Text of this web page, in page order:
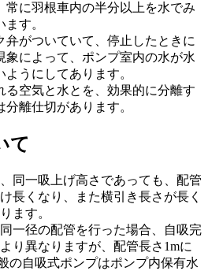
常に羽根車内の半分以上を水でみ
す。
弁がついていて、停止したときに
象によって、ポンプ室内の水が水
うにしてあります。
る空気と水とを、効果的に分離す
離仕切があります。
て
同一吸上げ高さであっても、配管
長くなり、また横引き長さが長く
ます。
一径の配管を行った場合、自吸完
り異なりますが、配管長さ1mに
の自吸式ポンプはポンプ内保有水